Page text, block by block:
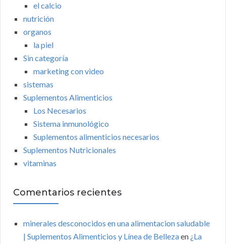
el calcio
nutrición
organos
la piel
Sin categoría
marketing con video
sistemas
Suplementos Alimenticios
Los Necesarios
Sistema inmunológico
Suplementos alimenticios necesarios
Suplementos Nutricionales
vitaminas
Comentarios recientes
minerales desconocidos en una alimentacion saludable
| Suplementos Alimenticios y Línea de Bellezaen ¿La